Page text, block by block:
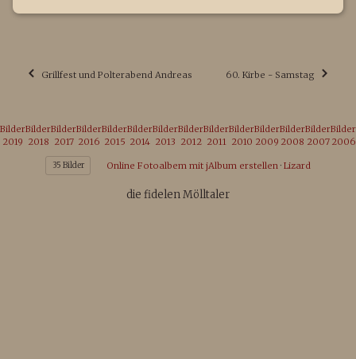
Grillfest und Polterabend Andreas 60. Kirbe - Samstag
Bilder
2019
Bilder
2018
Bilder
2017
Bilder
2016
Bilder
2015
Bilder
2014
Bilder
2013
Bilder
2012
Bilder
2011
Bilder
2010
Bilder
2009
Bilder
2008
Bilder
2007
Bilder
2006
35 Bilder Online Fotoalbem mit jAlbum erstellen · Lizard
die fidelen Mölltaler